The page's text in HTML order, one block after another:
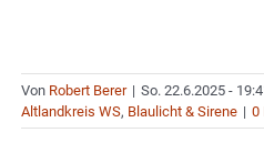
Von Robert Berer | So. 22.6.2025 -
Altlandkreis WS, Blaulicht & Sirene | 0